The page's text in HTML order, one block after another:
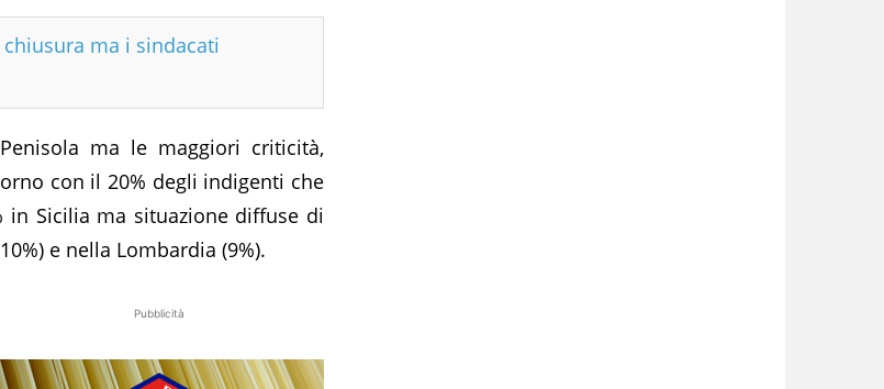
chiusura ma i sindacati
ma le maggiori criticità,
con il 20% degli indigenti che
in Sicilia ma situazione diffuse di
e nella Lombardia (9%).
Pubblicità